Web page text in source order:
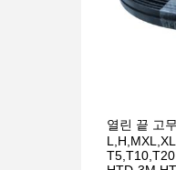
열린 끝 고
T5,T10,T20